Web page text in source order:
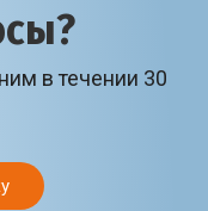
в течении 30